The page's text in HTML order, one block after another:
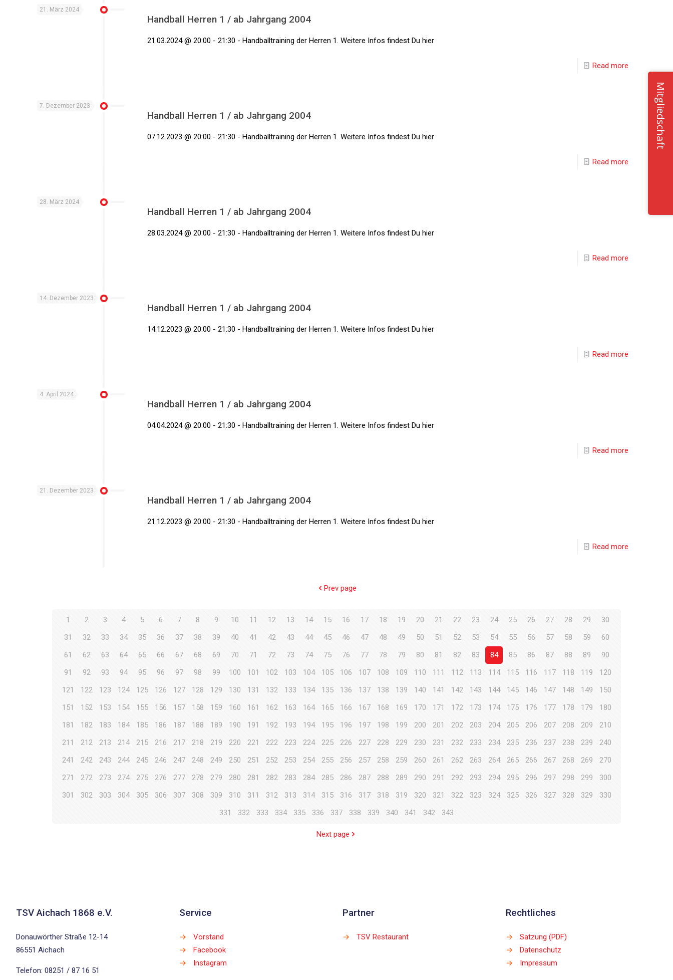
21. März 2024
Handball Herren 1 / ab Jahrgang 2004
21.03.2024 @ 20:00 - 21:30 - Handballtraining der Herren 1. Weitere Infos findest Du hier
Read more
7. Dezember 2023
Handball Herren 1 / ab Jahrgang 2004
07.12.2023 @ 20:00 - 21:30 - Handballtraining der Herren 1. Weitere Infos findest Du hier
Read more
28. März 2024
Handball Herren 1 / ab Jahrgang 2004
28.03.2024 @ 20:00 - 21:30 - Handballtraining der Herren 1. Weitere Infos findest Du hier
Read more
14. Dezember 2023
Handball Herren 1 / ab Jahrgang 2004
14.12.2023 @ 20:00 - 21:30 - Handballtraining der Herren 1. Weitere Infos findest Du hier
Read more
4. April 2024
Handball Herren 1 / ab Jahrgang 2004
04.04.2024 @ 20:00 - 21:30 - Handballtraining der Herren 1. Weitere Infos findest Du hier
Read more
21. Dezember 2023
Handball Herren 1 / ab Jahrgang 2004
21.12.2023 @ 20:00 - 21:30 - Handballtraining der Herren 1. Weitere Infos findest Du hier
Read more
Prev page
1 2 3 4 5 6 7 8 9 10 11 12 13 14 15 16 17 18 19 20 21 22 23 24 25 26 27 28 29
30
31
32 33 34 35 36 37 38 39 40 41 42 43 44 45 46 47 48 49 50 51 52 53 54 55 56 57 58 59
60
61
62 63 64 65 66 67 68 69 70 71 72 73 74 75 76 77 78 79 80 81 82 83 84 85 86 87 88 89
90
91
92 93 94 95 96 97 98 99 100 101 102 103 104 105 106 107 108 109 110 111 112 113 114 115 116 117 118 119
120
121
122 123 124 125 126 127 128 129 130 131 132 133 134 135 136 137 138 139 140 141 142 143 144 145 146 147 148 149
150
151
152 153 154 155 156 157 158 159 160 161 162 163 164 165 166 167 168 169 170 171 172 173 174 175 176 177 178 179
180
181
182 183 184 185 186 187 188 189 190 191 192 193 194 195 196 197 198 199 200 201 202 203 204 205 206 207 208 209
210
211
212 213 214 215 216 217 218 219 220 221 222 223 224 225 226 227 228 229 230 231 232 233 234 235 236 237 238 239
240
241
242 243 244 245 246 247 248 249 250 251 252 253 254 255 256 257 258 259 260 261 262 263 264 265 266 267 268 269
270
271
272 273 274 275 276 277 278 279 280 281 282 283 284 285 286 287 288 289 290 291 292 293 294 295 296 297 298 299
300
301
302 303 304 305 306 307 308 309 310 311 312 313 314 315 316 317 318 319 320 321 322 323 324 325 326 327 328 329
330
331
332 333 334 335 336 337 338 339 340 341 342 343
Next page
TSV Aichach 1868 e.V.
Donauwörther Straße 12-14
86551 Aichach
Telefon: 08251 / 87 16 51
Service
→
Vorstand
→
Facebook
→
Instagram
Partner
→ TSV Restaurant
Rechtliches
→
Satzung (PDF)
→
Datenschutz
→
Impressum
Mitgliedschaft